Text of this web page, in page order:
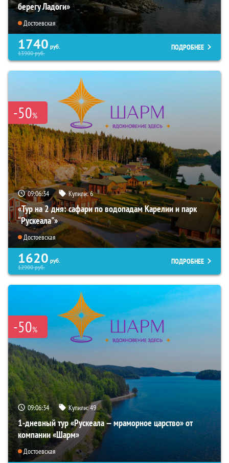
берегу Ладоги»
Достоевская
1740 руб.
13900руб.
ПОДРОБНЕЕ
-50%
09:06:33 Купили:6
«Тур на 2 дня: сафари по водопадам Карелии и парк
“Рускеала"»
Достоевская
1620 руб.
12900руб.
ПОДРОБНЕЕ
-50%
09:06:33 Купили:49
1-дневный тур «Рускеала — мраморное царство» от
компании «Шарм»
Достоевская